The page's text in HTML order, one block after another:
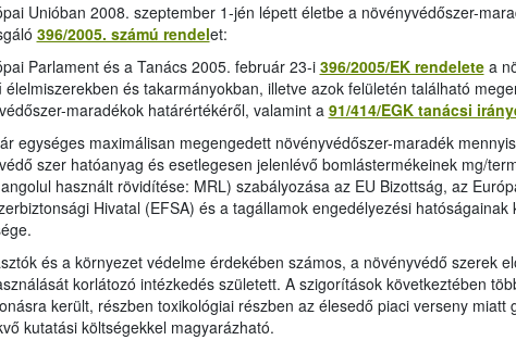
Unióban 2008. szeptember 1-jén lépett életbe a növényvédőszer-
396/2005. számú rendelet:
Parlament és a Tanács 2005. február 23-i 396/2005/EK rendeletea
élelmiszerekben és takarmányokban, illetve azok felületén található
maradékok határértékéről, valamint a 91/414/EGK tanácsi
egységes maximálisan megengedett növényvédőszer-maradék
szer hatóanyag és esetlegesen jelenlévő bomlástermékeinek mg/
használt rövidítése: MRL) szabályozása az EU Bizottság, az
Hivatal (EFSA) és a tagállamok engedélyezési hatóságainak
és a környezet védelme érdekében számos, a növényvédő szerek
korlátozó intézkedés született. A szigorítások következtében
került, részben toxikológiai részben az élesedő piaci verseny miatt
kutatási költségekkel magyarázható.